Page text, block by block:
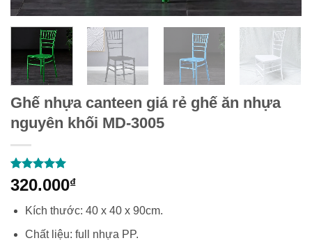
Ghế nhựa canteen giá rẻ ghế ăn nhựa
nguyên khối MD-3005
Rated 5
out of 5
1
customer
320.000₫
Kích thước: 40 x 40 x 90cm.
Chất liệu: full nhựa PP.